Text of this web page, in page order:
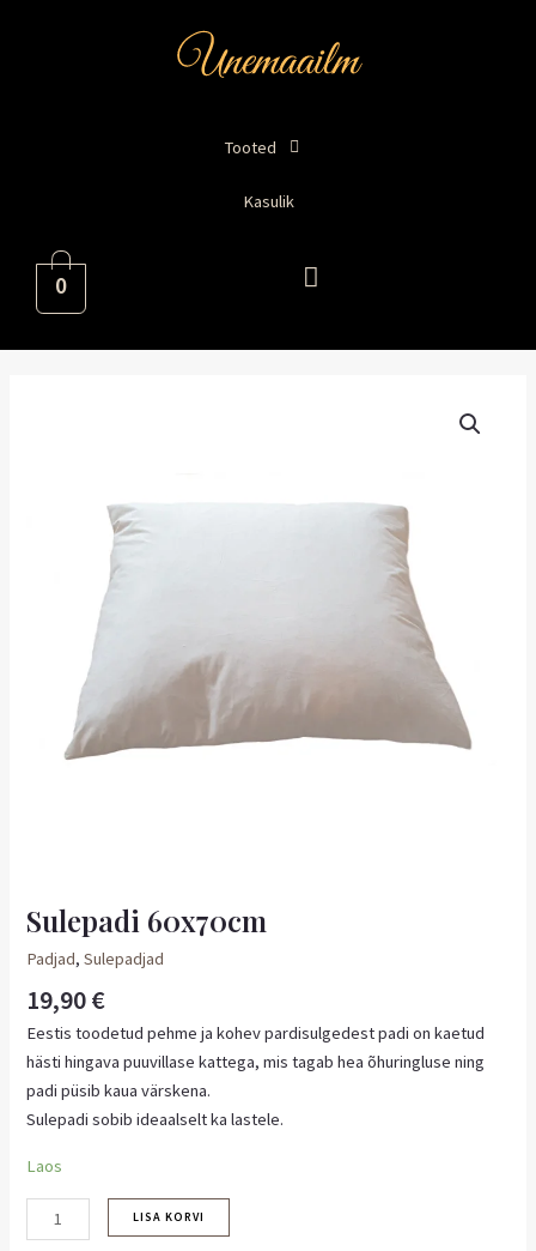
Tooted
Kasulik
0
Sulepadi 60x70cm
Padjad,Sulepadjad
19,90€
Eestis toodetud pehme ja kohev pardisulgedest padi on kaetud
hästi hingava puuvillase kattega, mis tagab hea õhuringluse ning
padi püsib kaua värskena.
Sulepadi sobib ideaalselt ka lastele.
Laos
LISA KORVI